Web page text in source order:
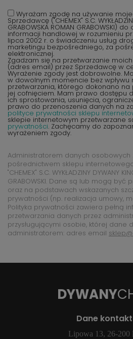
Wyrażam zgodę na używanie
Sprzedawcę ("CHEMEX" S.C.
GRABOWSKA ROMAN GRABOWSKI)
informacji handlowej w rozumieniu
lipca 2002 r. o świadczeniu usług
marketingu bezpośredniego, za
elektronicznej.
Zgadzam się na przetwarzanie
(adres email) przez Sprzedawcę w
Wyrażenie zgody jest dobrowolne.
w dowolnym momencie bez
przetwarzania, którego dokonano
jej cofnięciem. Mam prawo dostępu
ich sprostowania, usunięcia,
prawo do przenoszenia danych na
polityce prywatności sklepu
sklepie internetowym przetwarzane
prywatności. Zachęcamy do
wyrażeniem zgody.
Administratorem danych osobowych
pośrednictwem sklepu
"CHEMEX" S.C. WYKŁADZINY DYWANY
GRABOWSKI. Dane są lub mogą być
oraz na podstawach wskazanych
prywatności (np. realizacja umowy,
Polityka prywatności zawiera pełną
przetwarzania danych przez
przysługującymi osobie, której dane
administratorem: adres email
DYWANY
Dane
Lipowa 13, 26-200